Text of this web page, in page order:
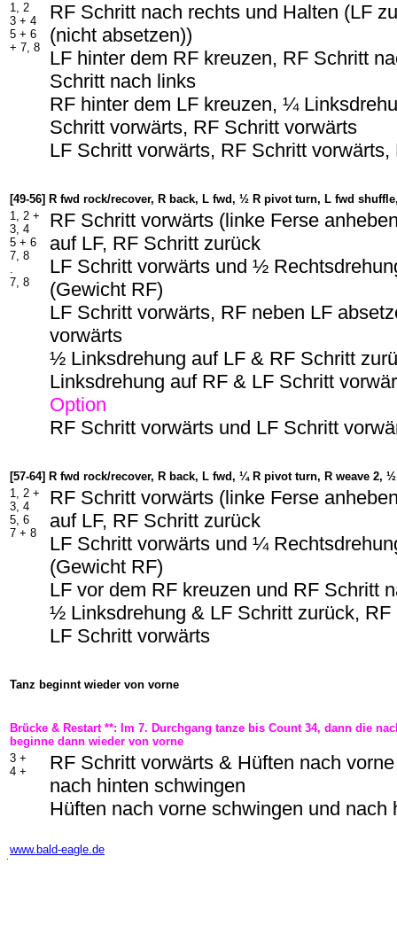
1, 2
3 + 4
5 + 6
+ 7, 8
RF Schritt nach rechts und Halten (LF
(nicht absetzen))
LF hinter dem RF kreuzen, RF Schritt
Schritt nach links
RF hinter dem LF kreuzen, ¼
Schritt vorwärts, RF Schritt vorwärts
LF Schritt vorwärts, RF Schritt
[49-56] R fwd rock/recover, R back, L fwd, ½ R pivot turn, L fwd
1, 2 +
3, 4
5 + 6
7, 8
.
7, 8
RF Schritt vorwärts (linke Ferse
auf LF, RF Schritt zurück
LF Schritt vorwärts und ½
(Gewicht RF)
LF Schritt vorwärts, RF neben LF
vorwärts
½ Linksdrehung auf LF & RF Schritt
Linksdrehung auf RF & LF Schritt
Option
RF Schritt vorwärts und LF Schritt
[57-64] R fwd rock/recover, R back, L fwd, ¼ R pivot turn, R weave 2,
1, 2 +
3, 4
5, 6
7 + 8
RF Schritt vorwärts (linke Ferse
auf LF, RF Schritt zurück
LF Schritt vorwärts und ¼
(Gewicht RF)
LF vor dem RF kreuzen und RF Schritt
½ Linksdrehung & LF Schritt zurück, RF
LF Schritt vorwärts
Tanz beginnt wieder von vorne
Brücke & Restart **: Im 7. Durchgang tanze bis Count 34, dann die
beginne dann wieder von vorne
3 +
4 +
RF Schritt vorwärts & Hüften nach
nach hinten schwingen
Hüften nach vorne schwingen und nach
www.bald-eagle.de